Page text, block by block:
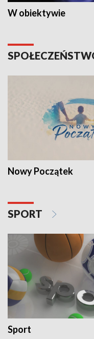
W obiektywie
Nowy Początek
SPORT
Sport